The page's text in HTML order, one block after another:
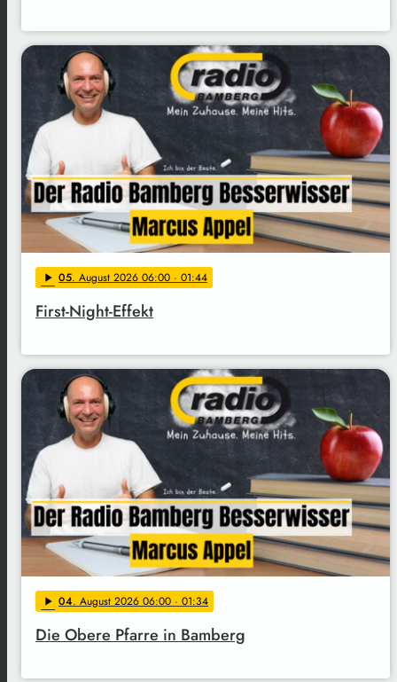
play_arrow 05. August 2026 06:00 · 01:44
First-Night-Effekt
play_arrow 04. August 2026 06:00 · 01:34
Die Obere Pfarre in Bamberg